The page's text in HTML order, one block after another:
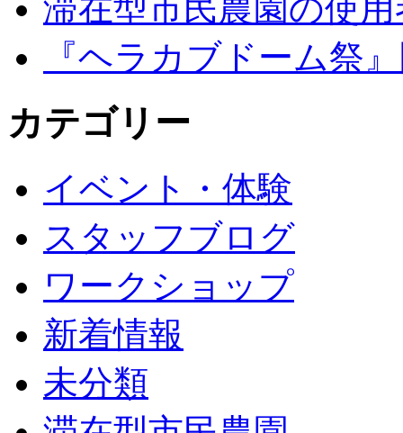
滞在型市民農園の使
『ヘラカブドーム祭
カテゴリー
イベント・体験
スタッフブログ
ワークショップ
新着情報
未分類